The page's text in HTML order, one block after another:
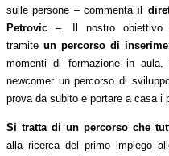
sulle persone – commentail
Petrovic –. Il nostro obiettivo
tramiteun percorso di
momenti di formazione in
newcomer un percorso di
prova da subito e portare a casa i
Si tratta di un percorso che
alla ricerca del primo impiego